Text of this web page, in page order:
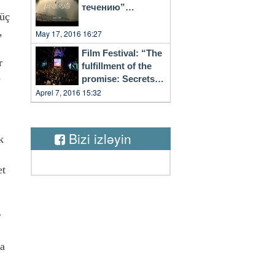
течению”…
May 17, 2016 16:27
Film Festival: “The
fulfillment of the
promise: Secrets
of Vilnius”
Aprel 7, 2016 15:32
Bizi izləyin